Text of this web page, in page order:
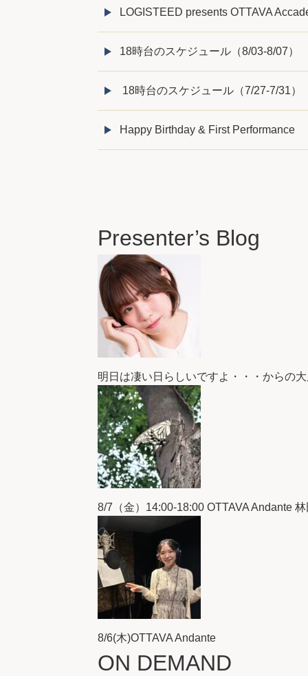
LOGISTEED presents OTTAVA
18時台のスケジュール（8/03-8/07）
18時台のスケジュール（7/27-7/31）
Happy Birthday & First Performance
Presenter’s Blog
明日は凄い日らしいですよ・・・からの
8/7（金）14:00-18:00 OTTAVA Andante
8/6(木)OTTAVA Andante
ON DEMAND